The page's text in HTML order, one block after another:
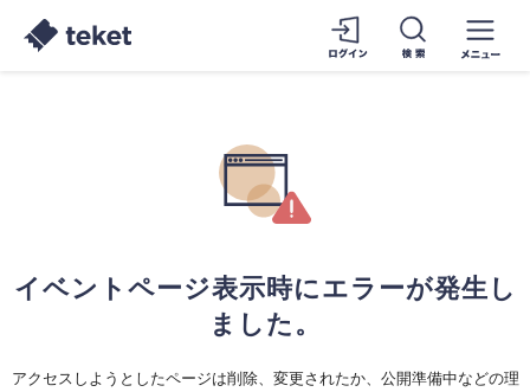
イベントページ表示時にエラーが発生し
ました。
アクセスしようとしたページは削除、変更されたか、公開準備中などの理